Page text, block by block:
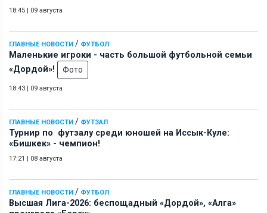
18:45 | 09 августа
ГЛАВНЫЕ НОВОСТИ / ФУТБОЛ
Маленькие игроки - часть большой футбольной семьи
«Дордой»!
Фото
18:43 | 09 августа
ГЛАВНЫЕ НОВОСТИ / ФУТЗАЛ
Турнир по футзалу среди юношей на Иссык-Куле:
«Бишкек» - чемпион!
17:21 | 08 августа
ГЛАВНЫЕ НОВОСТИ / ФУТБОЛ
Высшая Лига-2026: беспощадный «Дордой», «Алга»